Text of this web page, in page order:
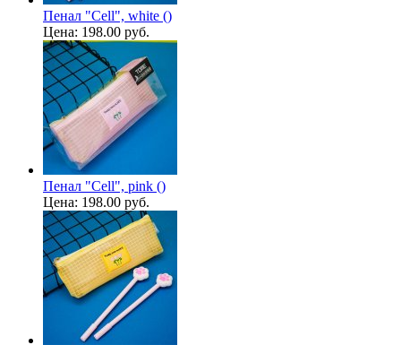
Пенал "Cell", white ()
Цена: 198.00 руб.
Пенал "Cell", pink ()
Цена: 198.00 руб.